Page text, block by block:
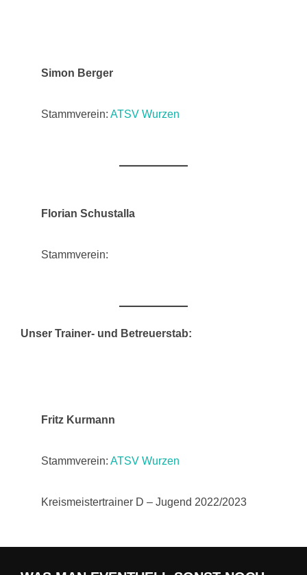
Simon Berger
Stammverein: ATSV Wurzen
Florian Schustalla
Stammverein:
Unser Trainer- und Betreuerstab:
Fritz Kurmann
Stammverein: ATSV Wurzen
Kreismeistertrainer D – Jugend 2022/2023